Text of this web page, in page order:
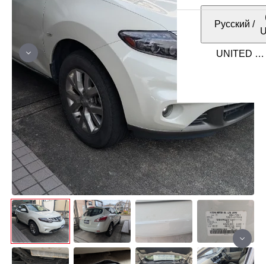
Русский /